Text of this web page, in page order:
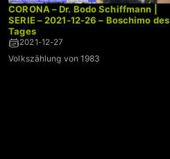
CORONA – Dr. Bodo Schiffmann |
SERIE – 2021-12-26 – Boschimo des
Tages
2021-12-27
Volkszählung von 1983